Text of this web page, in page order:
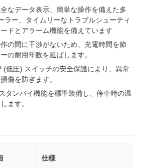
なデータ表示、簡単な操作を備えた多
ラー、タイムリーなトラブルシューティ
ドとアラーム機能を備えています
の間に干渉がないため、充電時間を節
の耐用年数を延ばします。
(低圧) スイッチの安全保護により、異常
傷を防ぎます。
タンバイ機能を標準装備し、停車時の温
ます。
仕様